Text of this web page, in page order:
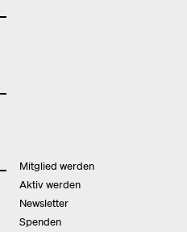
Mitglied werden
Aktiv werden
Newsletter
Spenden